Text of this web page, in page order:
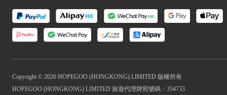
Copyright © 2026 HOPEGOO (HONGKONG) LIMITED 版權所有
HOPEGOO (HONGKONG) LIMITED 旅遊代理牌照號碼：354733